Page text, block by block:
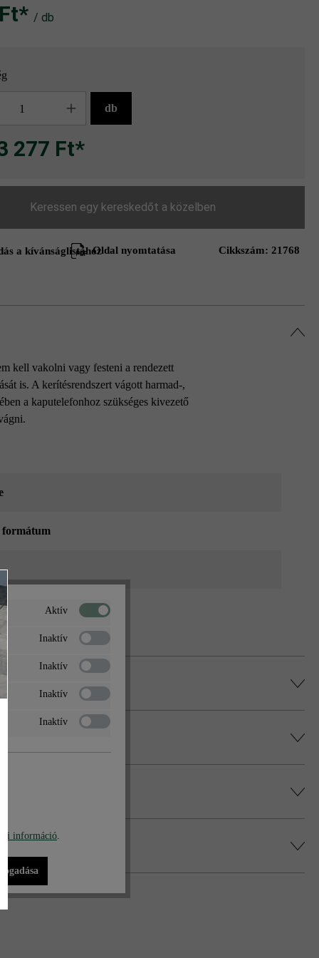
/ db
db
277 Ft*
Keressen egy kereskedőt a közelben
a kívánságlistáhozOldal nyomtatása Cikkszám: 21768
kell vakolni vagy festeni a rendezett
is. A kerítésrendszert vágott harmad-,
a kaputelefonhoz szükséges kivezető
történő impregnálását javasolja (ez felár
elkerülje a színek egy helyre való
szélesség miatt valamivel rövidebbek
Aktív
Inaktív
Inaktív
Inaktív
Inaktív
információ